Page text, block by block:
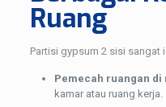
Ruang
Partisi gypsum 2 sisi sangat
Pemecah ruangan di
kamar atau ruang kerja.